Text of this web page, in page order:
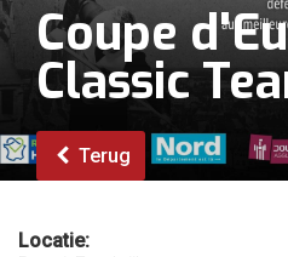
Coupe
Classic
Terug
Locatie: